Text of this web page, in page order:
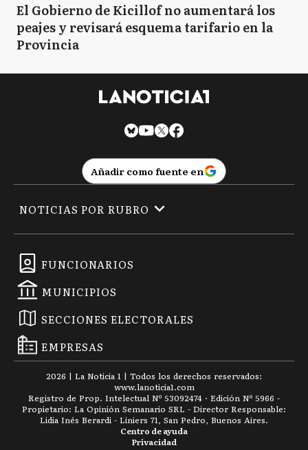
El Gobierno de Kicillof no aumentará los
peajes y revisará esquema tarifario en la
Provincia
Añadir como fuente en
FUNCIONARIOS
MUNICIPIOS
SECCIONES ELECTORALES
EMPRESAS
NOTICIAS POR RUBRO
2026 | La Noticia 1 | Todos los derechos reservados:
www.lanoticia1.com
Registro de Prop. Intelectual Nº 53092474 · Edición Nº 5966 -
Propietario: La Opinión Semanario SRL - Director Responsable:
Lidia Inés Berardi - Liniers 71, San Pedro, Buenos Aires.
Privacidad
Centro de ayuda